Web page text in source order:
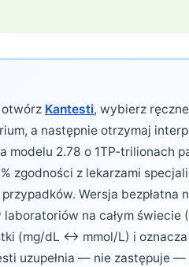
otwórz Kantesti, wybierz
a następnie otrzymaj
modelu 2.78 o 1TP-trilionach
zgodności z lekarzami
Wersja bezpłatna
na całym świecie
(mg/dL ↔ mmol/L) i
uzupełnia — nie zastępuje